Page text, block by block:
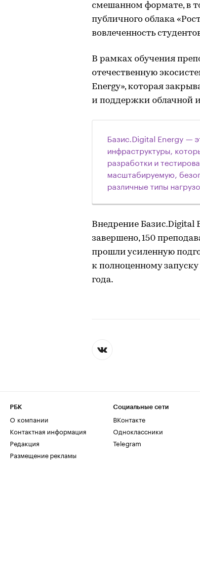
смешанном формате, в
публичного облака
вовлеченность
В рамках обучения
отечественную
Energy», которая
и поддержки облачной
Базис.Digital Energy —
инфраструктуры,
разработки и
масштабируемую,
различные типы
Внедрение Базис.Digital
завершено, 150
прошли усиленную
к полноценному
года.
РБК
О компании
Контактная информация
Редакция
Размещение рекламы
Социальные сети
ВКонтакте
Одноклассники
Telegram